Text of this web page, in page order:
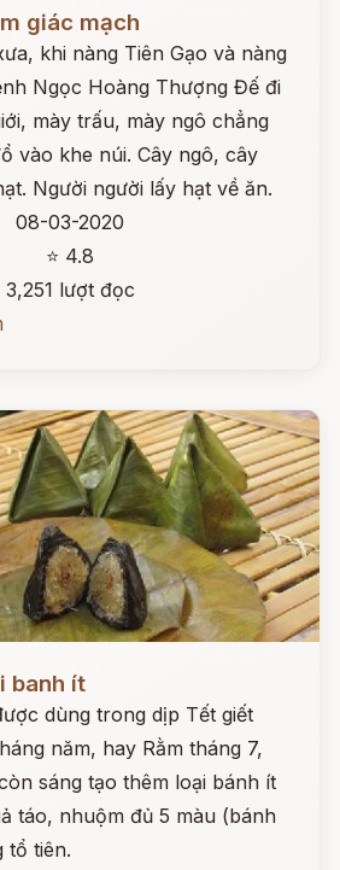
giác mạch
khi nàng Tiên Gạo và nàng
Ngọc Hoàng Thượng Đế đi
mày trấu, mày ngô chẳng
vào khe núi. Cây ngô, cây
Người người lấy hạt về ăn.
08-03-2020
⭐ 4.8
3,251 lượt đọc
banh ít
dùng trong dịp Tết giết
năm, hay Rằm tháng 7,
sáng tạo thêm loại bánh ít
táo, nhuộm đủ 5 màu (bánh
tổ tiên.